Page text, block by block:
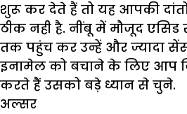
शुरू कर देते हैं तो यह आपकी
ठीक नही है. नींबू में मौजूद एसिड
तक पहुंच कर उन्हें और ज्यादा
इनामेल को बचाने के लिए आप
करते हैं उसको बड़े ध्यान से चुने.
अल्सर